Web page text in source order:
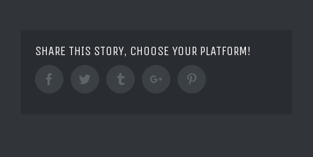
SHARE THIS STORY, CHOOSE YOUR PLATFORM!
FacebookTwitter TumblrGoogle+